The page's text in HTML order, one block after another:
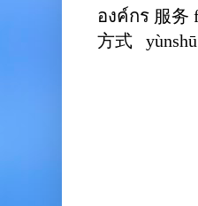
องค์กร 服务
方式 yùnshū